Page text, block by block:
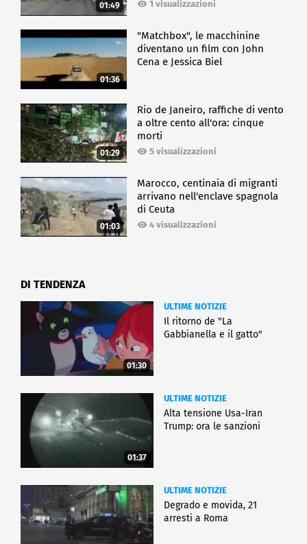
01:49 1 visualizzazioni
01:36
"Matchbox", le macchinine
diventano un film con John
Cena e Jessica Biel
01:29
Rio de Janeiro, raffiche di vento
a oltre cento all'ora: cinque
morti
5 visualizzazioni
01:03
Marocco, centinaia di migranti
arrivano nell'enclave spagnola
di Ceuta
4 visualizzazioni
DI TENDENZA
01:30
ULTIME NOTIZIE
Il ritorno de "La
Gabbianella e il gatto"
01:37
ULTIME NOTIZIE
Alta tensione Usa-Iran
Trump: ora le sanzioni
ULTIME NOTIZIE
Degrado e movida, 21
arresti a Roma